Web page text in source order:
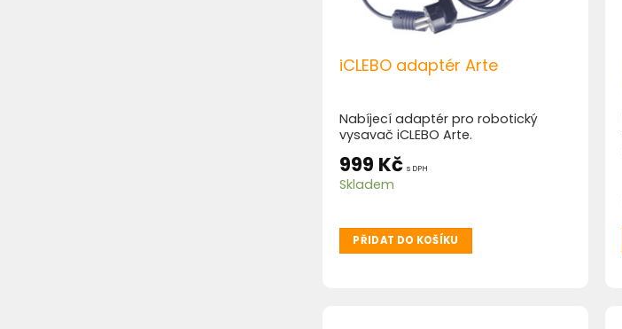
iCLEBO adaptér Arte
Nabíjecí adaptér pro robotický
vysavač iCLEBO Arte.
999 Kč s DPH
Skladem
PŘIDAT DO KOŠÍKU